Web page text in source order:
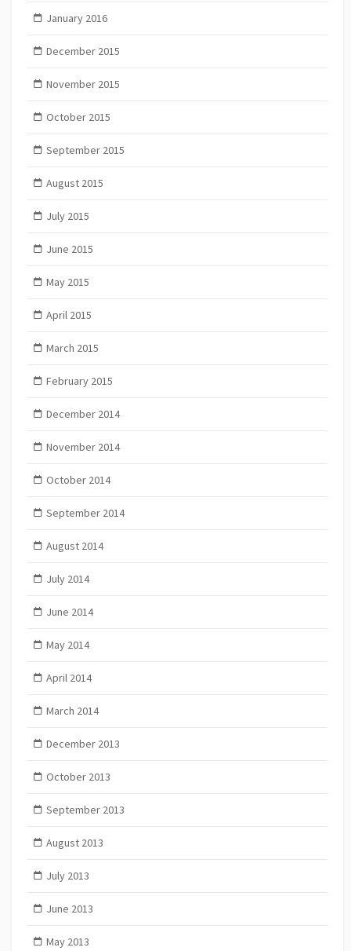
January 2016
December 2015
November 2015
October 2015
September 2015
August 2015
July 2015
June 2015
May 2015
April 2015
March 2015
February 2015
December 2014
November 2014
October 2014
September 2014
August 2014
July 2014
June 2014
May 2014
April 2014
March 2014
December 2013
October 2013
September 2013
August 2013
July 2013
June 2013
May 2013